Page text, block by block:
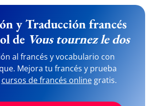
y Traducción francés
de Vous tournez le dos
al francés y vocabulario con
Mejora tu francés y prueba
cursos de francés onlinegratis.